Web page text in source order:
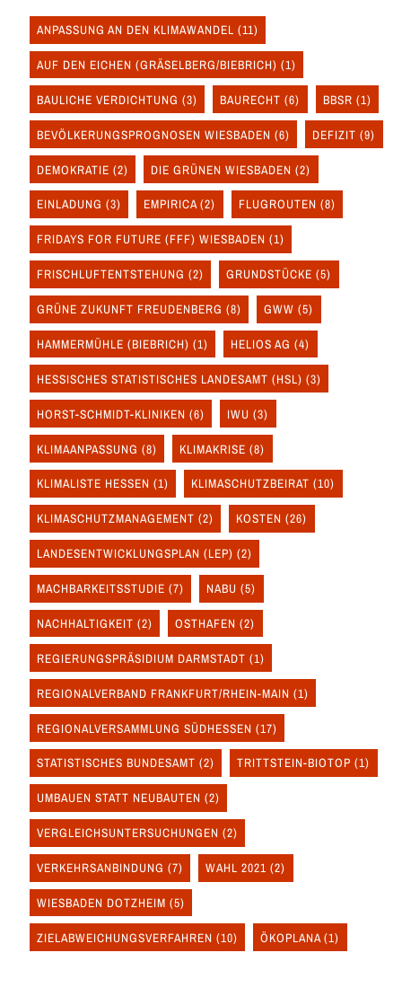
ANPASSUNG AN DEN KLIMAWANDEL (11)
AUF DEN EICHEN (GRÄSELBERG/BIEBRICH) (1)
BAULICHE VERDICHTUNG (3) BAURECHT (6) BBSR (1)
BEVÖLKERUNGSPROGNOSEN WIESBADEN (6) DEFIZIT (9)
DEMOKRATIE (2) DIE GRÜNEN WIESBADEN (2)
EINLADUNG (3) EMPIRICA(2) FLUGROUTEN (8)
FRIDAYS FOR FUTURE (FFF) WIESBADEN (1)
FRISCHLUFTENTSTEHUNG (2) GRUNDSTÜCKE (5)
GRÜNE ZUKUNFT FREUDENBERG (8) GWW (5)
HAMMERMÜHLE (BIEBRICH) (1) HELIOS AG (4)
HESSISCHES STATISTISCHES LANDESAMT (HSL) (3)
HORST-SCHMIDT-KLINIKEN (6) IWU (3)
KLIMAANPASSUNG (8) KLIMAKRISE (8)
KLIMALISTE HESSEN (1) KLIMASCHUTZBEIRAT (10)
KLIMASCHUTZMANAGEMENT (2) KOSTEN (26)
LANDESENTWICKLUNGSPLAN (LEP) (2)
MACHBARKEITSSTUDIE (7) NABU (5)
NACHHALTIGKEIT (2) OSTHAFEN (2)
REGIERUNGSPRÄSIDIUM DARMSTADT (1)
REGIONALVERBAND FRANKFURT/RHEIN-MAIN (1)
REGIONALVERSAMMLUNG SÜDHESSEN (17)
STATISTISCHES BUNDESAMT (2) TRITTSTEIN-BIOTOP (1)
UMBAUEN STATT NEUBAUTEN (2)
VERGLEICHSUNTERSUCHUNGEN (2)
VERKEHRSANBINDUNG (7) WAHL 2021 (2)
WIESBADEN DOTZHEIM (5)
ZIELABWEICHUNGSVERFAHREN (10) ÖKOPLANA(1)